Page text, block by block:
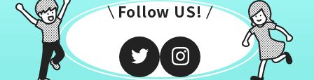
Follow US!